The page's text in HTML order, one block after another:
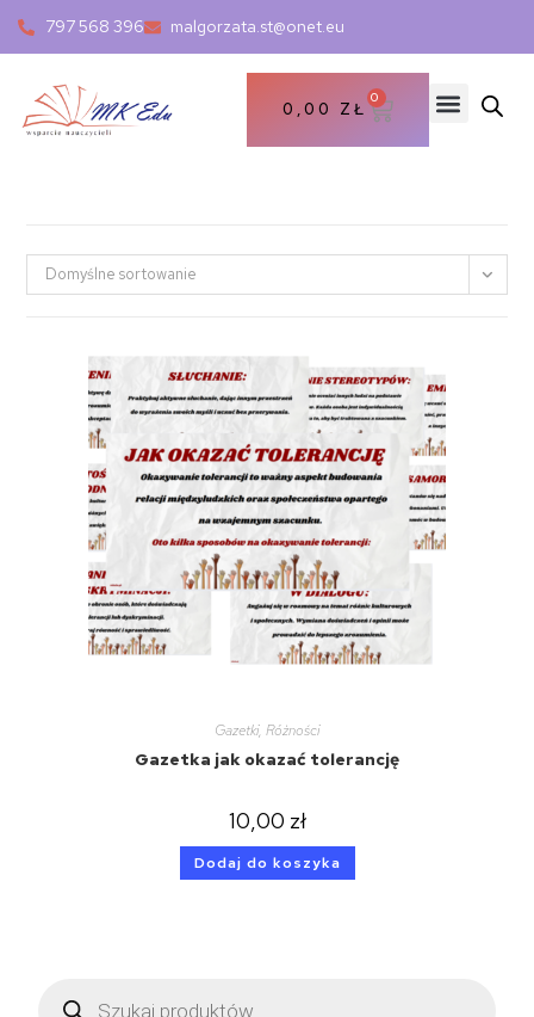
797 568 396 malgorzata.st@onet.eu
0,00 ZŁ
0
Domyślne sortowanie
Gazetki, Różności
Gazetka jak okazać tolerancję
10,00 zł
Dodaj do koszyka